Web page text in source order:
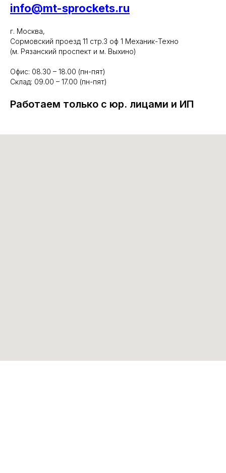
info@mt-sprockets.ru
г. Москва,
Сормовский проезд 11 стр.3 оф 1 Механик-Техно
(м. Рязанский проспект и м. Выхино)
Офис: 08.30 – 18.00 (пн-пят)
Склад: 09.00 – 17.00 (пн-пят)
Работаем только с юр. лицами и ИП